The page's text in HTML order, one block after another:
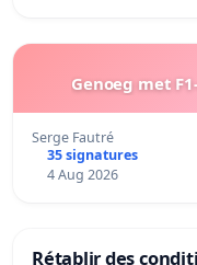
Genoeg met
Serge Fautré
35 signatures
4 Aug 2026
Rétablir des